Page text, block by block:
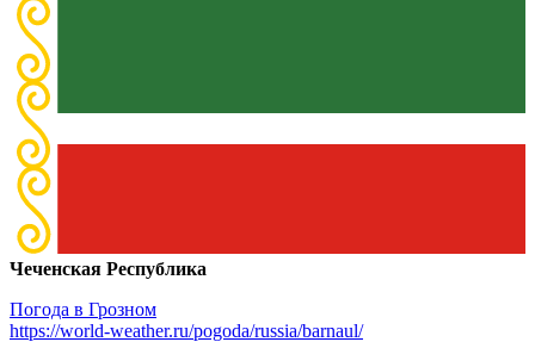
Чеченская Республика
Погода в Грозном
https://world-weather.ru/pogoda/russia/barnaul/